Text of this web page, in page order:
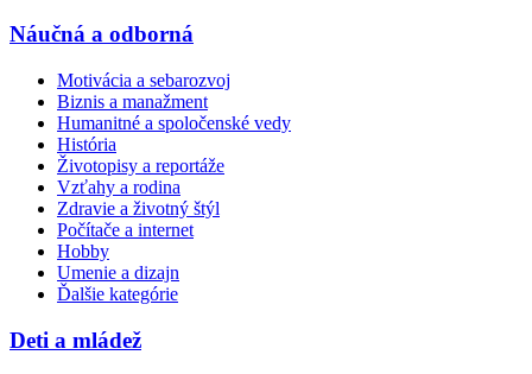
Náučná a odborná
Motivácia a sebarozvoj
Biznis a manažment
Humanitné a spoločenské vedy
História
Životopisy a reportáže
Vzťahy a rodina
Zdravie a životný štýl
Počítače a internet
Hobby
Umenie a dizajn
Ďalšie kategórie
Deti a mládež